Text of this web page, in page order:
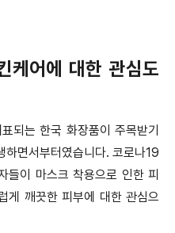
어에 대한 관심도
되는 한국 화장품이 주목받기
면서부터였습니다. 코로나19
들이 마스크 착용으로 인한 피
게 깨끗한 피부에 대한 관심으